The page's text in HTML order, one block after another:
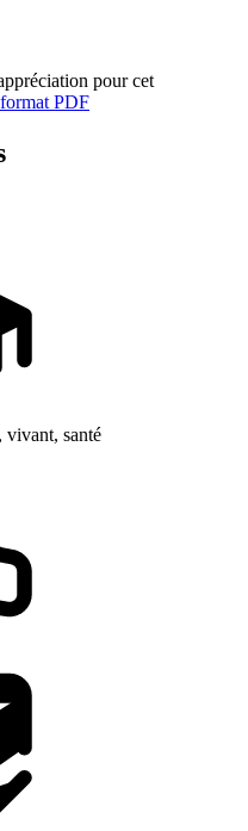
pour cet
PDF
santé